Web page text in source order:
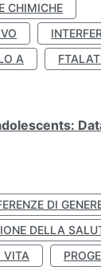
CHIMICHE
A
DI
DELLA
VITA